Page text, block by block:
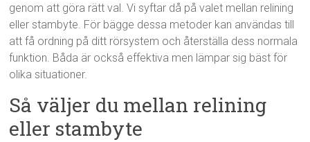
genom att göra rätt val. Vi syftar då på valet mellan relining
eller stambyte. För bägge dessa metoder kan användas till
att få ordning på ditt rörsystem och återställa dess normala
funktion. Båda är också effektiva men lämpar sig bäst för
olika situationer.
Så väljer du mellan relining
eller stambyte